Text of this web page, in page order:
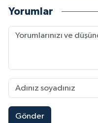
Yorumlar
Gönder